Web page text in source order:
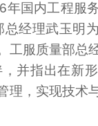
年国内工程服
经理武玉明
工服质量部总
并指出在新
理，实现技术